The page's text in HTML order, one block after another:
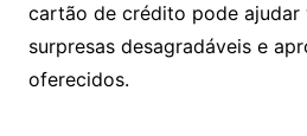
cartão de crédito pode ajudar
surpresas desagradáveis e
oferecidos.